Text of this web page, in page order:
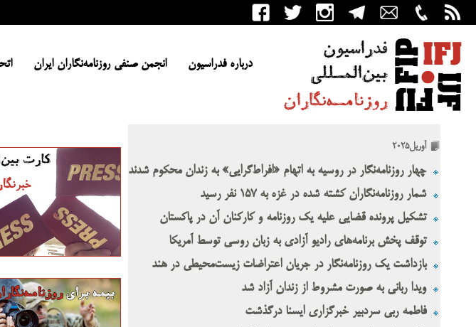
درباره فدراسیون انجمن صنفی روزنامه‌نگاران ایران
آوریل2025
چهار روزنامه‌نگار در روسیه به اتهام «افراط‌گرایی» به زندان محکوم شدند
شمار روزنامه‌نگاران کشته شده در غزه به ۱۵۷ نفر رسید
تشکیل پرونده قضایی علیه یک روزنامه و کارکنان آن در پاکستان
توقف پخش برنامه‌های رادیو آزادی به زبان روسی توسط آمریکا
بازداشت یک روزنامه‌نگار در جریان اعتراضات زیست‌محیطی در هند
ویدا ربانی به صورت مشروط از زندان آزاد شد
فاطمه ربی سردبیر خبرگزاری ایسنا درگذشت